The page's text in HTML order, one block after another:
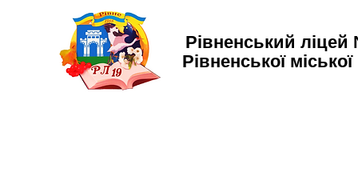
Рівненський
Рівненської